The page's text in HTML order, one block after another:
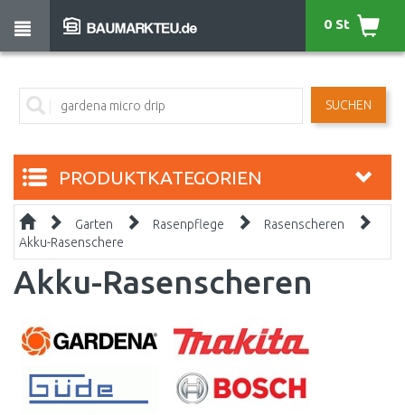
SUCHEN
0 St
PRODUKTKATEGORIEN
Garten Rasenpflege
Rasenscheren
Akku-Rasenschere
Akku-Rasenscheren